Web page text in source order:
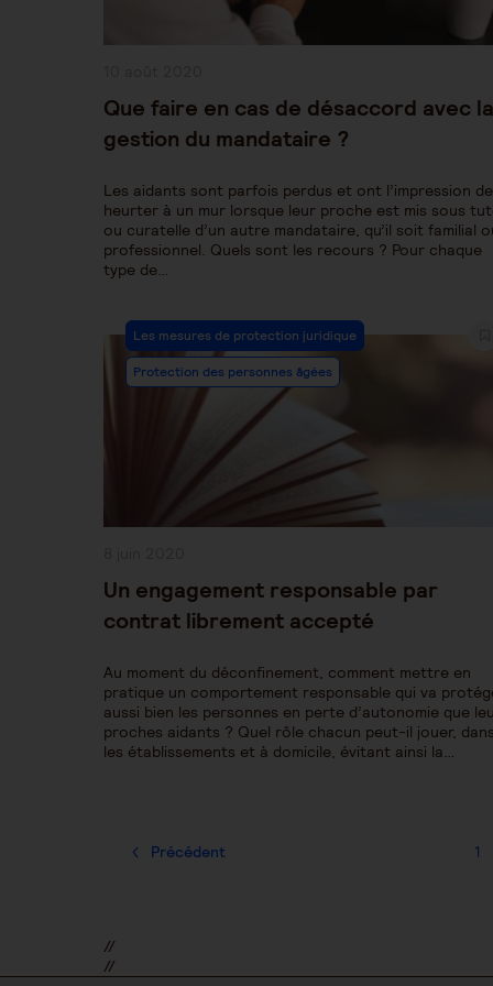
Que faire en cas de désaccord avec la
gestion du mandataire ?
Les aidants sont parfois perdus et ont l’impression
heurter à un mur lorsque leur proche est mis sous
ou curatelle d’un autre mandataire, qu’il soit familial
professionnel. Quels sont les recours ? Pour chaque
type de…
Post
Category:
Les mesures de protection juridique
Protection des personnes âgées
Un engagement responsable par
contrat librement accepté
Au moment du déconfinement, comment mettre en
pratique un comportement responsable qui va
aussi bien les personnes en perte d’autonomie que
proches aidants ? Quel rôle chacun peut-il jouer, dans
les établissements et à domicile, évitant ainsi la…
Précédent 1
//
//